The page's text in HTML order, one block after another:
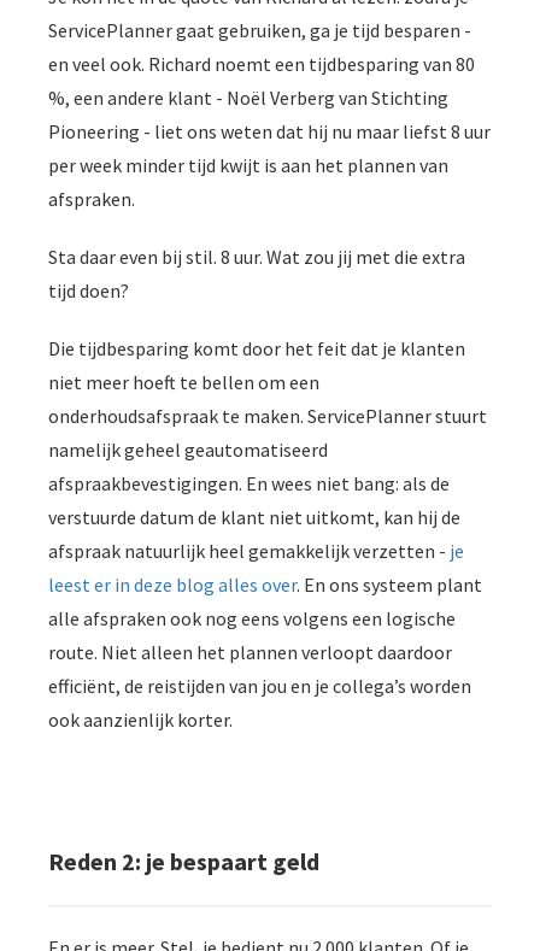
ServicePlanner gaat gebruiken, ga je tijd besparen -
en veel ook. Richard noemt een tijdbesparing van 80
%, een andere klant - Noël Verberg van Stichting
Pioneering - liet ons weten dat hij nu maar liefst 8 uur
per week minder tijd kwijt is aan het plannen van
afspraken.
Sta daar even bij stil. 8 uur. Wat zou jij met die extra
tijd doen?
Die tijdbesparing komt door het feit dat je klanten
niet meer hoeft te bellen om een
onderhoudsafspraak te maken. ServicePlanner stuurt
namelijk geheel geautomatiseerd
afspraakbevestigingen. En wees niet bang: als de
verstuurde datum de klant niet uitkomt, kan hij de
afspraak natuurlijk heel gemakkelijk verzetten - je
leest er in deze blog alles over. En ons systeem plant
alle afspraken ook nog eens volgens een logische
route. Niet alleen het plannen verloopt daardoor
efficiënt, de reistijden van jou en je collega’s worden
ook aanzienlijk korter.
Reden 2: je bespaart geld